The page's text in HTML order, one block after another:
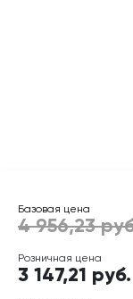
3 147,21 руб.